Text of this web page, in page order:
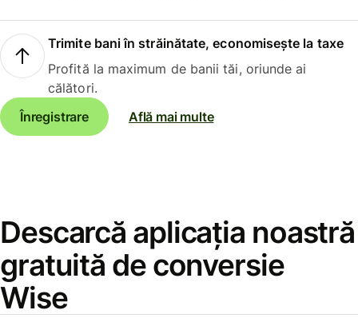
Trimite bani în străinătate, economisește la taxe
Profită la maximum de banii tăi, oriunde ai
călători.
Înregistrare
Află mai multe
Descarcă aplicația noastră
gratuită de conversie
Wise